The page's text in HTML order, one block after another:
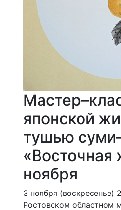
японской
тушью
«Восточная
ноября
3 ноября (воскресенье)
Ростовском областном